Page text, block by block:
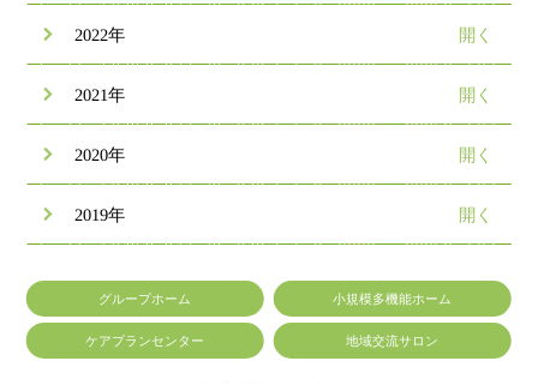
2022年
2021年
2020年
2019年
グループホーム 小規模多機能ホーム
ケアプランセンター 地域交流サロン